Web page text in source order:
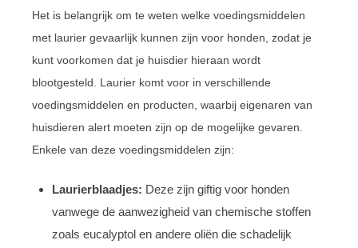
Het is belangrijk om te weten welke voedingsmiddelen
met laurier gevaarlijk kunnen zijn voor honden, zodat je
kunt voorkomen dat je huisdier hieraan wordt
blootgesteld. Laurier komt voor in verschillende
voedingsmiddelen en producten, waarbij eigenaren van
huisdieren alert moeten zijn op de mogelijke gevaren.
Enkele van deze voedingsmiddelen zijn:
Laurierblaadjes: Deze zijn giftig voor honden
vanwege de aanwezigheid van chemische stoffen
zoals eucalyptol en andere oliën die schadelijk